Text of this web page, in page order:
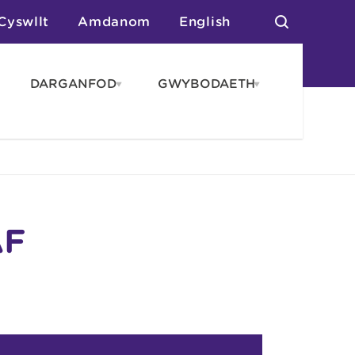
Amdanom English
DARGANFODOpen
GWYBODAETHOpen